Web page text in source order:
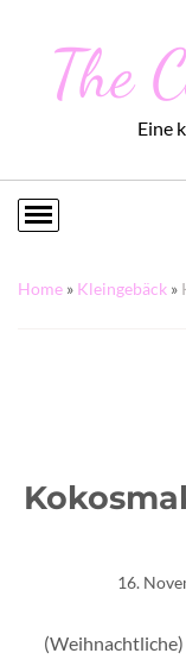
The
Eine
Home » Kleingebäck »
16.
(Weihnachtliche)